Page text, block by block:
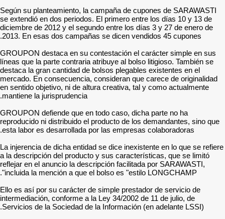
Según su planteamiento,
se extendió en dos
diciembre de 2012 y el
2013. En esas dos
GROUPON destaca en
líneas que la parte
destaca la gran cantidad
mercado. En
en sentido objetivo, ni de
GROUPON defiende que
reproducido ni distribuido
esta labor es desarrollada
La injerencia de dicha
a la descripción del
reflejar en el anuncio la
incluida la mención a
Ello es así por su carácter
intermediación, conforme
Servicios de la Sociedad